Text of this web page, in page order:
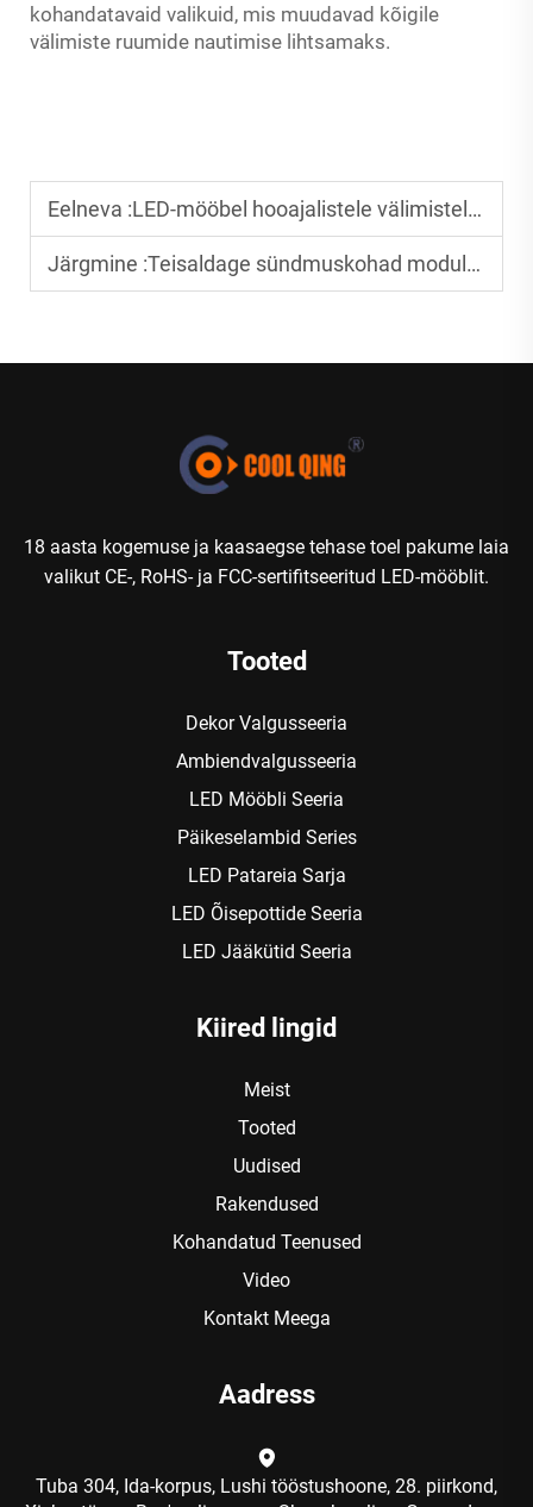
kohandatavaid valikuid, mis muudavad kõigile
välimiste ruumide nautimise lihtsamaks.
Eelneva :LED-mööbel hooajalistele välimistele seadistustele
Järgmine :Teisaldage sündmuskohad modulaarsete LED-elementidega
18 aasta kogemuse ja kaasaegse tehase toel pakume laia
valikut CE-, RoHS- ja FCC-sertifitseeritud LED-mööblit.
Tooted
Dekor Valgusseeria
Ambiendvalgusseeria
LED Mööbli Seeria
Päikeselambid Series
LED Patareia Sarja
LED Õisepottide Seeria
LED Jääkütid Seeria
Kiired lingid
Meist
Tooted
Uudised
Rakendused
Kohandatud Teenused
Video
Kontakt Meega
Aadress
Tuba 304, Ida-korpus, Lushi tööstushoone, 28. piirkond,